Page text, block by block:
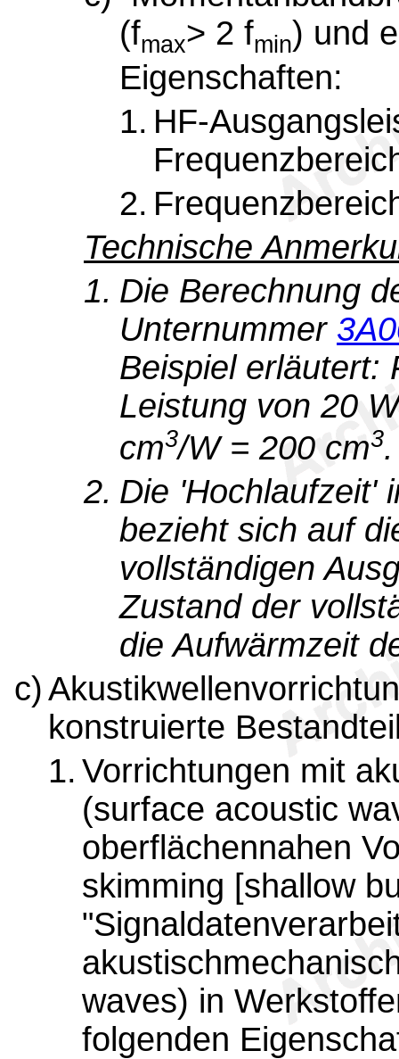
(fmax> 2 fmin) und
Eigenschaften:
1. HF-
2.
Technische
1. Die Berechnung
Unternummer
Beispiel erläutert:
Leistung von 20
cm3/W = 200 cm3.
2. Die 'Hochlaufzeit'
bezieht sich auf
vollständigen
Zustand der
die Aufwärmzeit
c)
konstruierte
1. Vorrichtungen mit
(surface acoustic
oberflächennahen
skimming [shallow
waves) in
folgenden